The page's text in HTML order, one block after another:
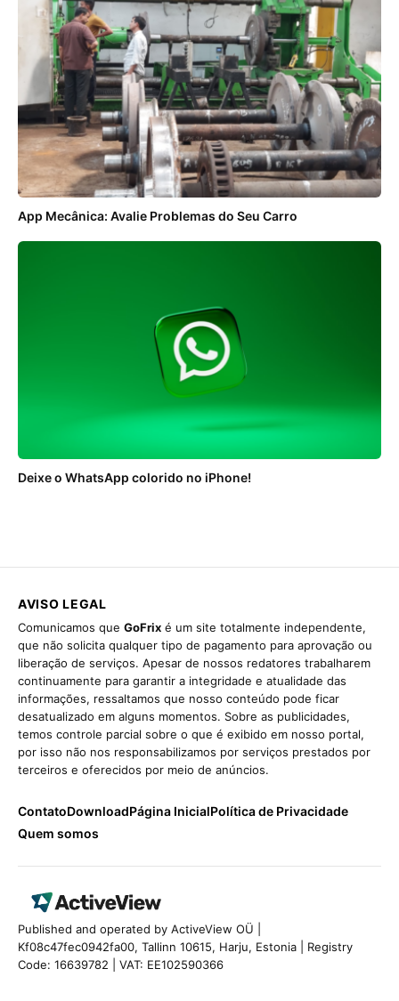
App Mecânica: Avalie Problemas do Seu Carro
Deixe o WhatsApp colorido no iPhone!
AVISO LEGAL
Comunicamos que GoFrix é um site totalmente independente,
que não solicita qualquer tipo de pagamento para aprovação ou
liberação de serviços. Apesar de nossos redatores trabalharem
continuamente para garantir a integridade e atualidade das
informações, ressaltamos que nosso conteúdo pode ficar
desatualizado em alguns momentos. Sobre as publicidades,
temos controle parcial sobre o que é exibido em nosso portal,
por isso não nos responsabilizamos por serviços prestados por
terceiros e oferecidos por meio de anúncios.
ContatoDownloadPágina InicialPolítica de Privacidade
Quem somos
Published and operated by ActiveView OÜ |
Kf08c47fec0942fa00, Tallinn 10615, Harju, Estonia | Registry
Code: 16639782 | VAT: EE102590366